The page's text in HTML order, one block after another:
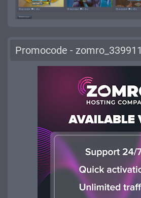
Promocode - zomro_339911